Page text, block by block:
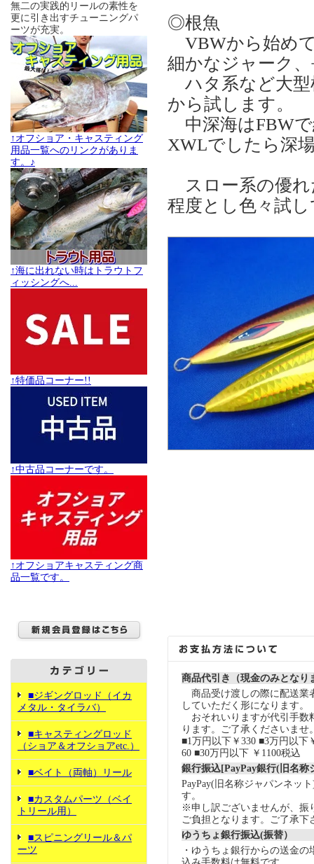
無二の実践的リールの素性を
更に引き出すチューニングパ
ーツが充実。
↑オフショア・キャスティング
用品一覧へのリンクがありま
す。♪
↑海に出れない時はトラウトフ
ィッシングへ...
↑特価品コーナー!!
↑中古品コーナーです。
↑オフショアキャスティング商
品一覧です。
■ジギングロッド（イカ
メタル・タイラバ）
■キャスティングロッド
（ショア＆オフショアetc.）
■ベイト（両軸）リール
■カスタムパーツ（ベイ
トリール用）
■スピニングリール＆パ
ーツ
◎根魚
VBWから始め
細かなジャーク
ハタ系など大型
から試します。
中深海はFBW
XWLでしたら深
スロー系の優れ
程度とし色々試
商品代引き（現金のみとなり
商品受け渡しの際に配送業
していただく形になります。
おそれいりますが代引手数
ります。ご了承くださいませ
■1万円以下￥330 ■3万円以下
60 ■30万円以下 ￥1100税込
銀行振込[PayPay銀行(旧名称
PayPay(旧名称ジャパンネッ
す。
※申し訳ございませんが、振
ご負担となります。ご了承下
ゆうちょ銀行振込(振替）
・ゆうちょ銀行からの送金